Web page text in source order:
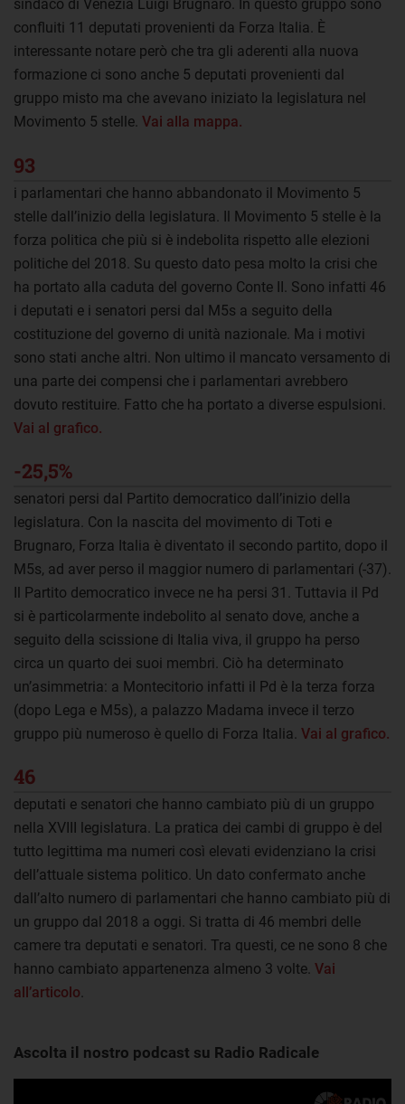
sindaco di Venezia Luigi Brugnaro. In questo gruppo sono
confluiti 11 deputati provenienti da Forza Italia. È
interessante notare però che tra gli aderenti alla nuova
formazione ci sono anche 5 deputati provenienti dal
gruppo misto ma che avevano iniziato la legislatura nel
Movimento 5 stelle. Vai alla mappa.
93
i parlamentari che hanno abbandonato il Movimento 5
stelle dall’inizio della legislatura. Il Movimento 5 stelle è la
forza politica che più si è indebolita rispetto alle elezioni
politiche del 2018. Su questo dato pesa molto la crisi che
ha portato alla caduta del governo Conte II. Sono infatti 46
i deputati e i senatori persi dal M5s a seguito della
costituzione del governo di unità nazionale. Ma i motivi
sono stati anche altri. Non ultimo il mancato versamento di
una parte dei compensi che i parlamentari avrebbero
dovuto restituire. Fatto che ha portato a diverse espulsioni.
Vai al grafico.
-25,5%
senatori persi dal Partito democratico dall’inizio della
legislatura. Con la nascita del movimento di Toti e
Brugnaro, Forza Italia è diventato il secondo partito, dopo il
M5s, ad aver perso il maggior numero di parlamentari (-37).
Il Partito democratico invece ne ha persi 31. Tuttavia il Pd
si è particolarmente indebolito al senato dove, anche a
seguito della scissione di Italia viva, il gruppo ha perso
circa un quarto dei suoi membri. Ciò ha determinato
un’asimmetria: a Montecitorio infatti il Pd è la terza forza
(dopo Lega e M5s), a palazzo Madama invece il terzo
gruppo più numeroso è quello di Forza Italia. Vai al grafico.
46
deputati e senatori che hanno cambiato più di un gruppo
nella XVIII legislatura. La pratica dei cambi di gruppo è del
tutto legittima ma numeri così elevati evidenziano la crisi
dell’attuale sistema politico. Un dato confermato anche
dall’alto numero di parlamentari che hanno cambiato più di
un gruppo dal 2018 a oggi. Si tratta di 46 membri delle
camere tra deputati e senatori. Tra questi, ce ne sono 8 che
hanno cambiato appartenenza almeno 3 volte. Vai
all’articolo.
Ascolta il nostro podcast su Radio Radicale